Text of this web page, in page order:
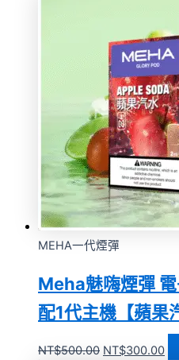
MEHA一代煙彈
Meha魅嗨煙彈
配1代主機【蘋果
NT$500.00 NT$300.00